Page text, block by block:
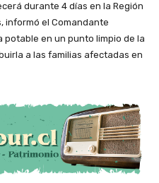
durante 4 días en la Región
informó el Comandante
en un punto limpio de la
a las familias afectadas en